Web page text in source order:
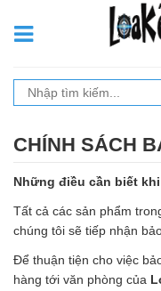
CHÍNH SÁCH
Những điều cần biết
Tất cả các sản phẩm
chúng tôi sẽ tiếp nhận
Để thuận tiện cho việc
hàng tới văn phòng của